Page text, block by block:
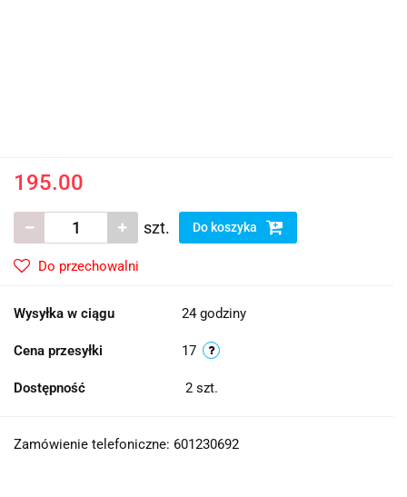
195.00
szt. Do koszyka
Do przechowalni
Wysyłka w ciągu 24 godziny
Cena przesyłki 17
Dostępność 2 szt.
Zamówienie telefoniczne: 601230692